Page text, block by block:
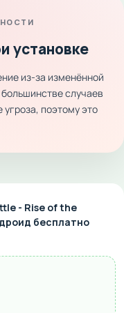
установке
из-за изменённой
случаев
угроза, поэтому это
- Rise of the
бесплатно